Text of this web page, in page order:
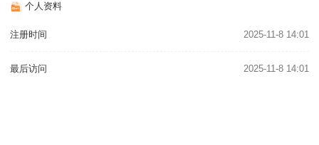
个人资料
注册时间 2025-11-8 14:01
最后访问 2025-11-8 14:01